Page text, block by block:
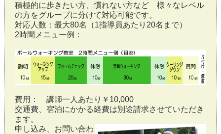
積極的に歩きたい方、慣れない方など 様々なレベル
の方をグループに分けて対応可能です。
対応人数：最大80名（1指導員あたり20名まで）
2時間メニュー例：
費用： 講師一人あたり￥10,000
交通費、宿泊にかかる経費は別途請求させていただき
ます。
申し込み、お問い合わ